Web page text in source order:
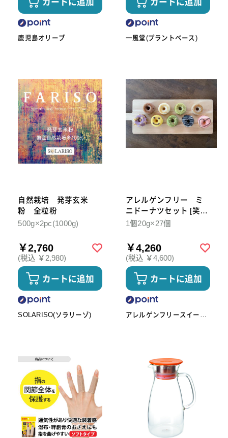
カートに追加
鹿児島オリーブ
カートに追加
一風堂(プラントベース)
自然栽培 発芽玄米
粉 全粒粉
500g×2pc(1000g)
￥2,760
(税込 ￥2,980)
カートに追加
SOLARISO(ソラリーゾ)
アレルゲンフリー ミ
ニドーナツセット [笑-
emi]
1個20g×27個
￥4,260
(税込 ￥4,600)
カートに追加
アレルゲンフリースイーツ